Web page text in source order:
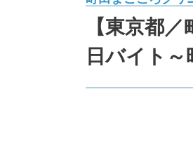
【東京都
日バイト～